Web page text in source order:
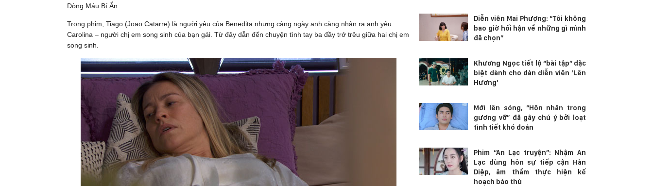
Dòng Máu Bí Ẩn.
Trong phim, Tiago (Joao Catarre) là người yêu của Benedita nhưng càng ngày anh càng nhận ra anh yêu
Carolina – người chị em song sinh của bạn gái. Từ đây dẫn đến chuyện tình tay ba đầy trớ trêu giữa hai chị em
song sinh.
Diễn viên Mai Phượng: “Tôi không
bao giờ hối hận về những gì mình
đã chọn”
Khương Ngọc tiết lộ “bài tập” đặc
biệt dành cho dàn diễn viên ‘Lên
Hương’
Mới lên sóng, “Hôn nhân trong
gương vỡ” đã gây chú ý bởi loạt
tình tiết khó đoán
Phim “An Lạc truyện”: Nhậm An
Lạc dùng hôn sự tiếp cận Hàn
Diệp, âm thầm thực hiện kế
hoạch báo thù